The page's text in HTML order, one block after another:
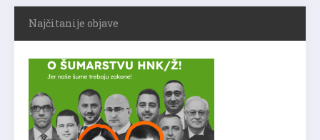
Najčitanije objave